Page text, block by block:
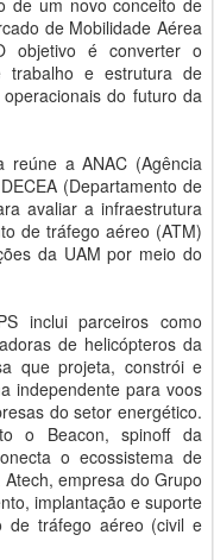
de Mobilidade Aérea
objetivo é converter o
trabalho e estrutura de
do futuro da
reúne a ANAC (Agência
(Departamento de
avaliar a infraestrutura
de tráfego aéreo (ATM)
da UAM por meio do
inclui parceiros como
de helicópteros da
que projeta, constrói e
independente para voos
do setor energético.
o Beacon, spinoff da
o ecossistema de
empresa do Grupo
implantação e suporte
de tráfego aéreo (civil e